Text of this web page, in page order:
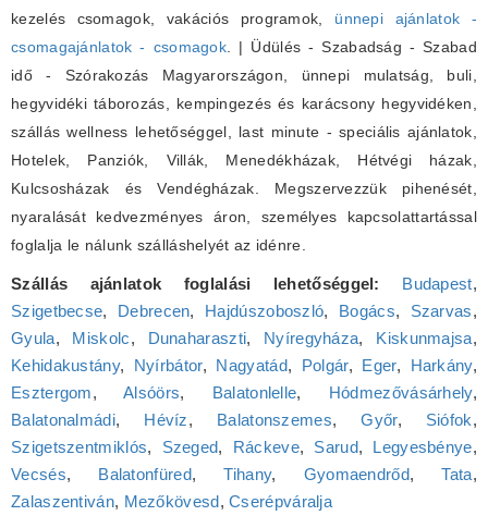
kezelés csomagok, vakációs programok, ünnepi ajánlatok -
csomagajánlatok - csomagok . | Üdülés - Szabadság - Szabad
idő - Szórakozás Magyarországon, ünnepi mulatság, buli,
hegyvidéki táborozás, kempingezés és karácsony hegyvidéken,
szállás wellness lehetőséggel, last minute - speciális ajánlatok,
Hotelek, Panziók, Villák, Menedékházak, Hétvégi házak,
Kulcsosházak és Vendégházak. Megszervezzük pihenését,
nyaralását kedvezményes áron, személyes kapcsolattartással
foglalja le nálunk szálláshelyét az idénre.
Szállás ajánlatok foglalási lehetőséggel: Budapest,
Szigetbecse, Debrecen, Hajdúszoboszló, Bogács, Szarvas,
Gyula, Miskolc, Dunaharaszti, Nyíregyháza, Kiskunmajsa,
Kehidakustány, Nyírbátor, Nagyatád, Polgár, Eger, Harkány,
Esztergom,Alsóörs, Balatonlelle, Hódmezővásárhely,
Balatonalmádi, Hévíz, Balatonszemes,Győr, Siófok,
Szigetszentmiklós, Szeged, Ráckeve, Sarud, Legyesbénye,
Vecsés, Balatonfüred,Tihany, Gyomaendrőd,Tata,
Zalaszentiván, Mezőkövesd,Cserépváralja